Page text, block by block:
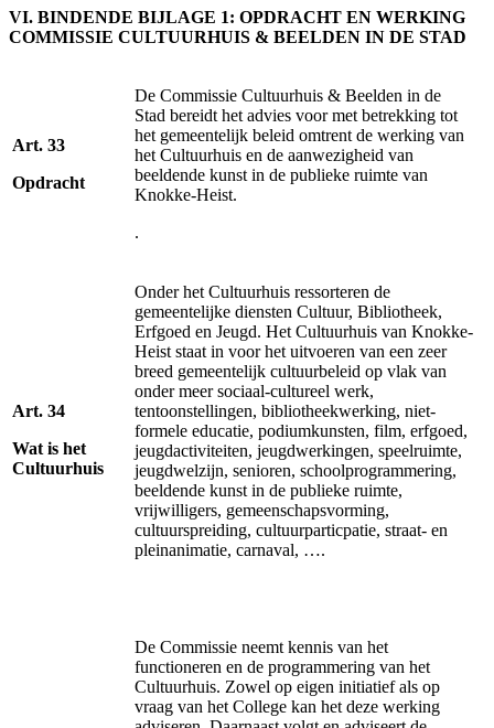
VI. BINDENDE BIJLAGE 1: OPDRACHT EN WERKING
COMMISSIE CULTUURHUIS & BEELDEN IN DE STAD
Art. 33
Opdracht
De Commissie Cultuurhuis & Beelden in de
Stad bereidt het advies voor met betrekking tot
het gemeentelijk beleid omtrent de werking van
het Cultuurhuis en de aanwezigheid van
beeldende kunst in de publieke ruimte van
Knokke-Heist.
.
Art. 34
Wat is het
Cultuurhuis
Onder het Cultuurhuis ressorteren de
gemeentelijke diensten Cultuur, Bibliotheek,
Erfgoed en Jeugd. Het Cultuurhuis van Knokke-
Heist staat in voor het uitvoeren van een zeer
breed gemeentelijk cultuurbeleid op vlak van
onder meer sociaal-cultureel werk,
tentoonstellingen, bibliotheekwerking, niet-
formele educatie, podiumkunsten, film, erfgoed,
jeugdactiviteiten, jeugdwerkingen, speelruimte,
jeugdwelzijn, senioren, schoolprogrammering,
beeldende kunst in de publieke ruimte,
vrijwilligers, gemeenschapsvorming,
cultuurspreiding, cultuurparticpatie, straat- en
pleinanimatie, carnaval, ….
De Commissie neemt kennis van het
functioneren en de programmering van het
Cultuurhuis. Zowel op eigen initiatief als op
vraag van het College kan het deze werking